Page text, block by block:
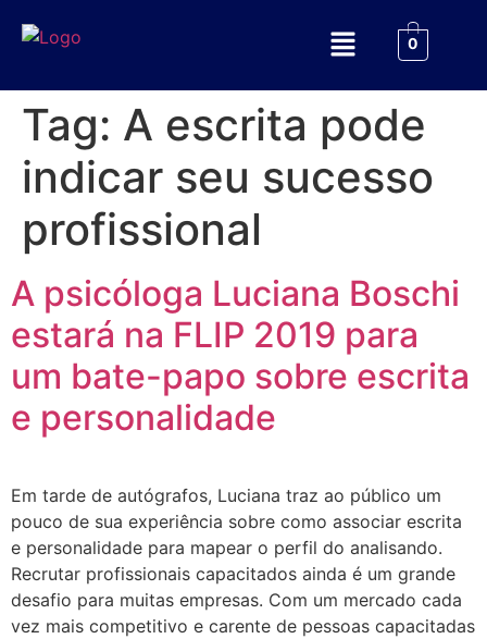
0
Tag: A escrita pode
indicar seu sucesso
profissional
A psicóloga Luciana Boschi
estará na FLIP 2019 para
um bate-papo sobre escrita
e personalidade
Em tarde de autógrafos, Luciana traz ao público um
pouco de sua experiência sobre como associar escrita
e personalidade para mapear o perfil do analisando.
Recrutar profissionais capacitados ainda é um grande
desafio para muitas empresas. Com um mercado cada
vez mais competitivo e carente de pessoas capacitadas